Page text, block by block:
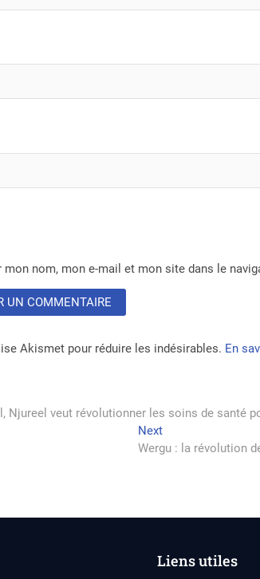
mon nom, mon e-mail et mon site dans le
Akismet pour réduire les indésirables. En
Njureel veut révolutionner les soins de santé
NextNext
post:
Wergu : la révolution
Liens utiles